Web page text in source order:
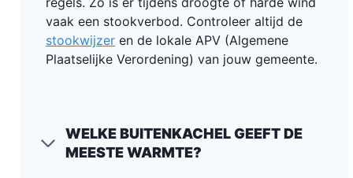
vaak een stookverbod. Controleer altijd de
stookwijzer en de lokale APV (Algemene
Plaatselijke Verordening) van jouw gemeente.
WELKE BUITENKACHEL GEEFT DE
MEESTE WARMTE?